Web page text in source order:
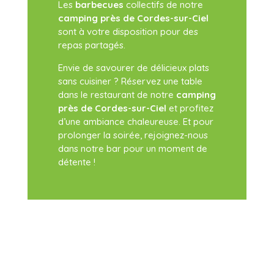
Les barbecues collectifs de notre
camping près de Cordes-sur-Ciel
sont à votre disposition pour des
repas partagés.
Envie de savourer de délicieux plats
sans cuisiner ? Réservez une table
dans le restaurant de notre camping
près de Cordes-sur-Ciel et profitez
d’une ambiance chaleureuse. Et pour
prolonger la soirée, rejoignez-nous
dans notre bar pour un moment de
détente !